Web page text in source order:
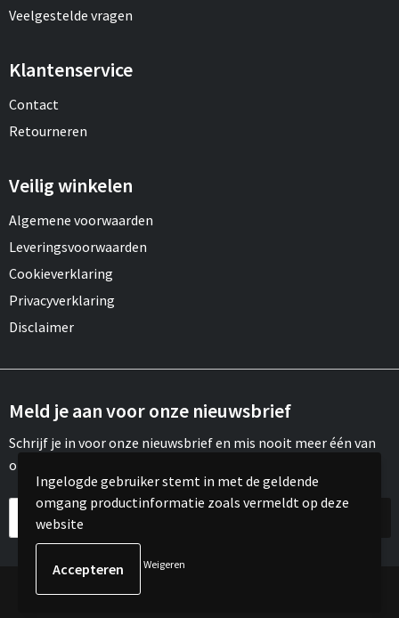
Veelgestelde vragen
Klantenservice
Contact
Retourneren
Veilig winkelen
Algemene voorwaarden
Leveringsvoorwaarden
Cookieverklaring
Privacyverklaring
Disclaimer
Meld je aan voor onze nieuwsbrief
Schrijf je in voor onze nieuwsbrief en mis nooit meer één van
onze leuke aanbiedingen of updates.
© Copyright Meroh 2022
Ingelogde gebruiker stemt in met de geldende
omgang productinformatie zoals vermeldt op deze
website
Weigeren